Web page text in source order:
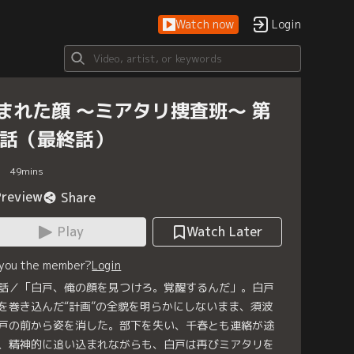
Watch now Login
れた顔 ～ミアタリ捜査班～ 第
（最終話）
49mins
Share
Play
Watch Later
the member?Login
／「白戸、俺の顔を見つけろ。覚醒するんだ」。白戸
巻き込んだ“計画”の全貌を明らかにしないまま、須波
の前から姿を消した。部下を失い、千春とも連絡が途
精神的に追い込まれながらも、白戸は再びミアタリを